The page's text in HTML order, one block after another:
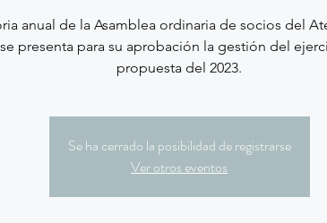
anual de la Asamblea ordinaria de socios del
presenta para su aprobación la gestión del
propuesta del 2023.
Se ha cerrado la posibilidad de registrarse
Ver otros eventos